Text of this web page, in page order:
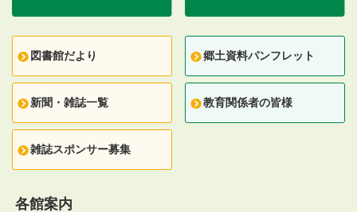
図書館だより 郷土資料パンフレット
新聞・雑誌一覧 教育関係者の皆様
雑誌スポンサー募集
各館案内